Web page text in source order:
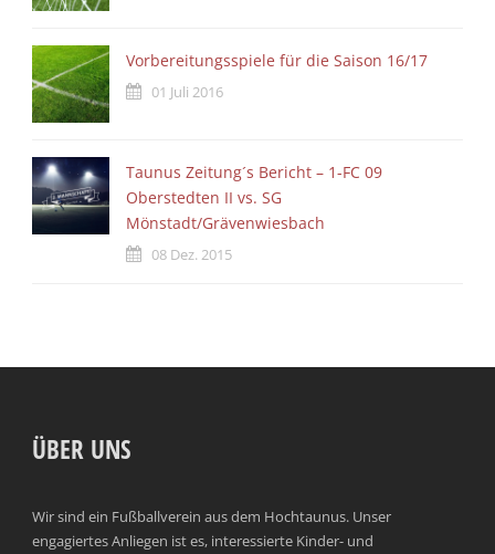
Vorbereitungsspiele für die Saison 16/17
01 Juli 2016
Taunus Zeitung´s Bericht – 1-FC 09
Oberstedten II vs. SG
Mönstadt/Grävenwiesbach
08 Dez. 2015
ÜBER UNS
Wir sind ein Fußballverein aus dem Hochtaunus. Unser
engagiertes Anliegen ist es, interessierte Kinder- und